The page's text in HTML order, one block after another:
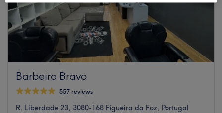
Barbeiro Bravo
557 reviews
R. Liberdade 23, 3080-168 Figueira da Foz, Portugal